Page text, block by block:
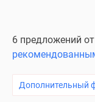
6 предложений
Дополнительный